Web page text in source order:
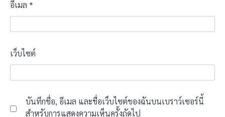
อีเมล *
เว็บไซต์
บันทึกชื่อ, อีเมล และชื่อเว็บไซต์ของฉันบนเบราว์เซอร์นี้
สำหรับการแสดงความเห็นครั้งถัดไป